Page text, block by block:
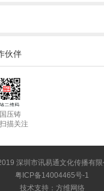
伙伴
压铸
描关注
深圳市讯易通文化传播有
粤ICP备14004465号-1
技术支持： 方维网络